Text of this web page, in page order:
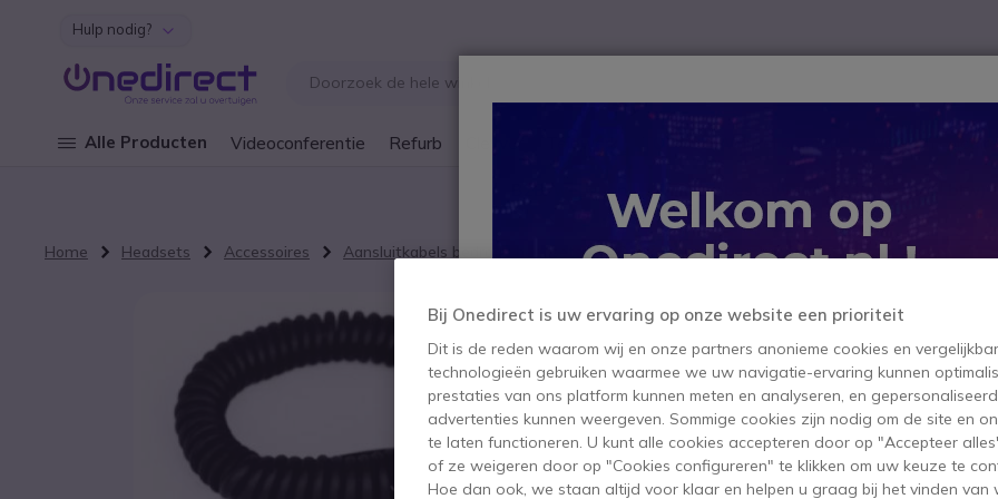
Ga naar de inhoud
Hulp nodig?
Alle Producten Videoconferentie Refurb Waarom
B2B-webshop – Minimale bestelwaarde: 300 € (excl. btw)
Home Headsets Accessoires Aansluitkabels bedrade headsets QD kabel naar Jack 3.5mm
QD kabel
SKU FRCABLEJACK3 // Referentie
Kabel 2m-aansluiting
hoofdtelefoon aan te
11,99 €
11,95 € ex. BTW - 14,46 €
Bij Onedirect is uw ervaring op onze website een prioriteit
Dit is de reden waarom wij en onze partners anonieme cookies en
technologieën gebruiken waarmee we uw navigatie-ervaring kunnen
prestaties van ons platform kunnen meten en analyseren, en
advertenties kunnen weergeven. Sommige cookies zijn nodig om de site en
te laten functioneren. U kunt alle cookies accepteren door op "Accepteer
of ze weigeren door op "Cookies configureren" te klikken om uw keuze te
Hoe dan ook, we staan altijd voor klaar en helpen u graag bij het vinden van